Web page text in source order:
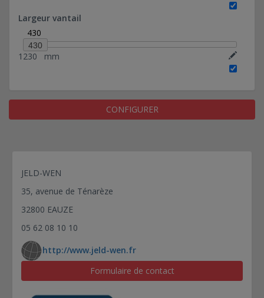
Largeur vantail
430
430
1230 mm
CONFIGURER
JELD-WEN
35, avenue de Ténarèze
32800 EAUZE
05 62 08 10 10
http://www.jeld-wen.fr
Formulaire de contact